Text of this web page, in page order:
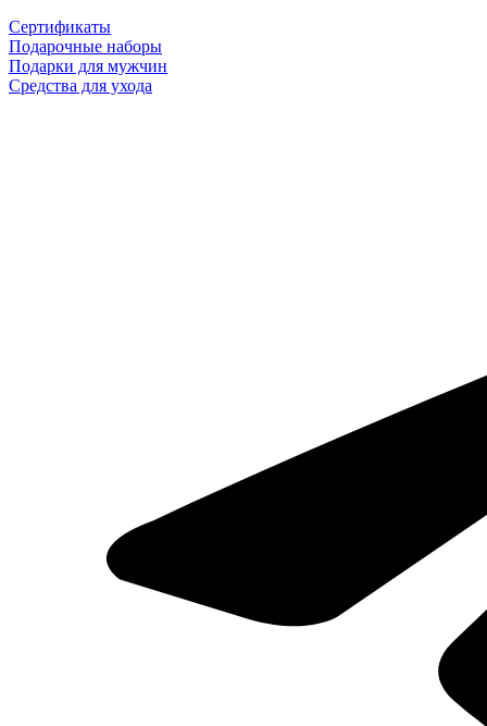
Сертификаты
Подарочные наборы
Подарки для мужчин
Средства для ухода